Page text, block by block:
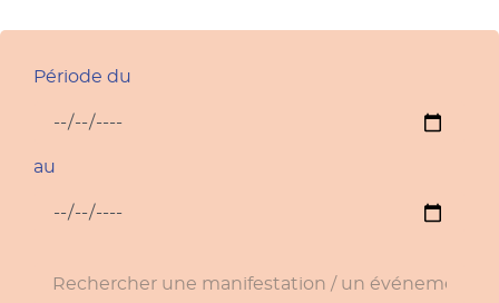
Période du
au
Rechercher une manifestation / un événement